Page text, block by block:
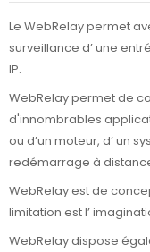
Le WebRelay permet
surveillance d’ une
IP.
WebRelay permet de
d'innombrables
ou d’un moteur, d’ un
redémarrage à
WebRelay est de
limitation est l’
WebRelay dispose